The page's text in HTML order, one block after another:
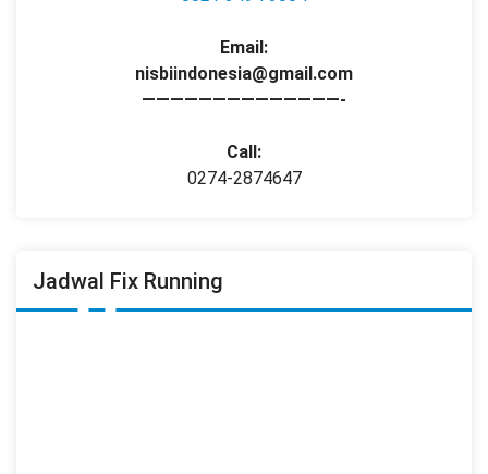
Email:
nisbiindonesia@gmail.com
——————————————-
Call:
0274-2874647
Jadwal Fix Running